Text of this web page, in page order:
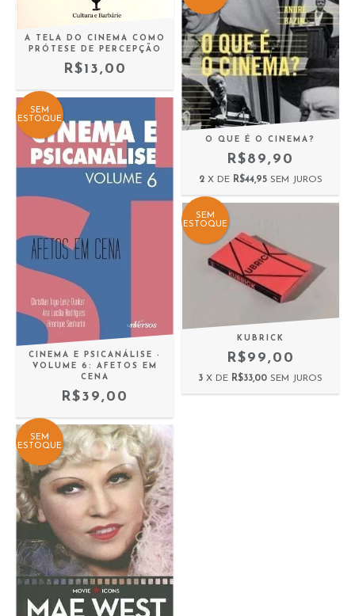
A TELA DO CINEMA COMO
PRÓTESE DE PERCEPÇÃO
R$13,00
SEM
ESTOQUE
CINEMA E PSICANÁLISE -
VOLUME 6: AFETOS EM
CENA
R$39,00
O QUE É O CINEMA?
R$89,90
2 X DE R$44,95 SEM JUROS
SEM
ESTOQUE
SEM
ESTOQUE
KUBRICK
R$99,00
3 X DE R$33,00 SEM JUROS